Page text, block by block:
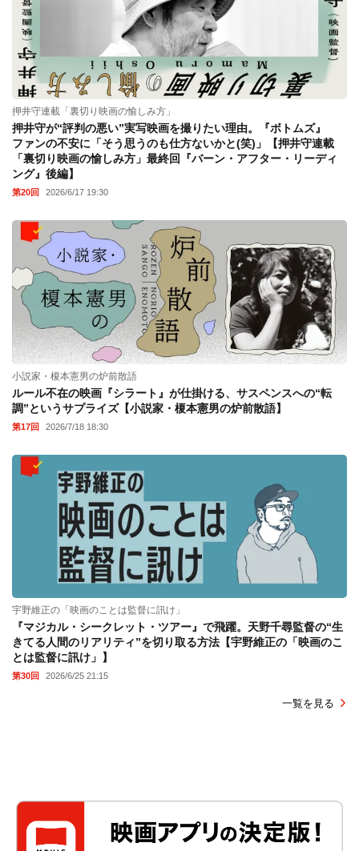
押井守連載「裏切り映画の愉しみ方」
押井守が“評判の悪い”実写映画を撮りたい理由。『ボトムズ』
ファンの不安に「そう思うのも仕方ないかと(笑)」【押井守連載
「裏切り映画の愉しみ方」最終回『バーン・アフター・リーディ
ング』後編】
第20回 2026/6/17 19:30
小説家・榎本憲男の炉前散語
ルール不在の映画『シラート』が仕掛ける、サスペンスへの“転
調”というサプライズ【小説家・榎本憲男の炉前散語】
第17回 2026/7/18 18:30
宇野維正の「映画のことは監督に訊け」
『マジカル・シークレット・ツアー』で飛躍。天野千尋監督の“生
きてる人間のリアリティ”を切り取る方法【宇野維正の「映画のこ
とは監督に訊け」】
第30回 2026/6/25 21:15
一覧を見る